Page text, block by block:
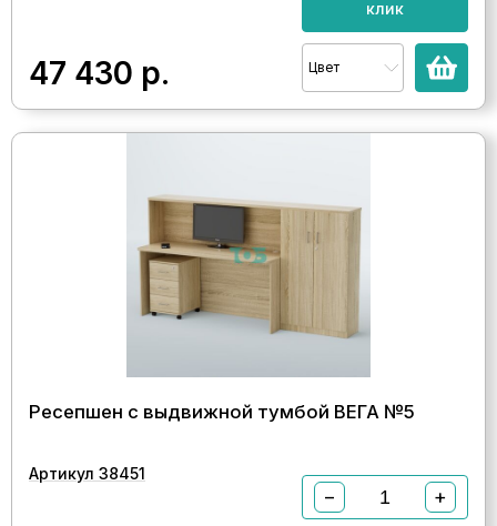
47 430 р.
клик
Цвет
Ресепшен с выдвижной тумбой ВЕГА №5
Артикул 38451
− +